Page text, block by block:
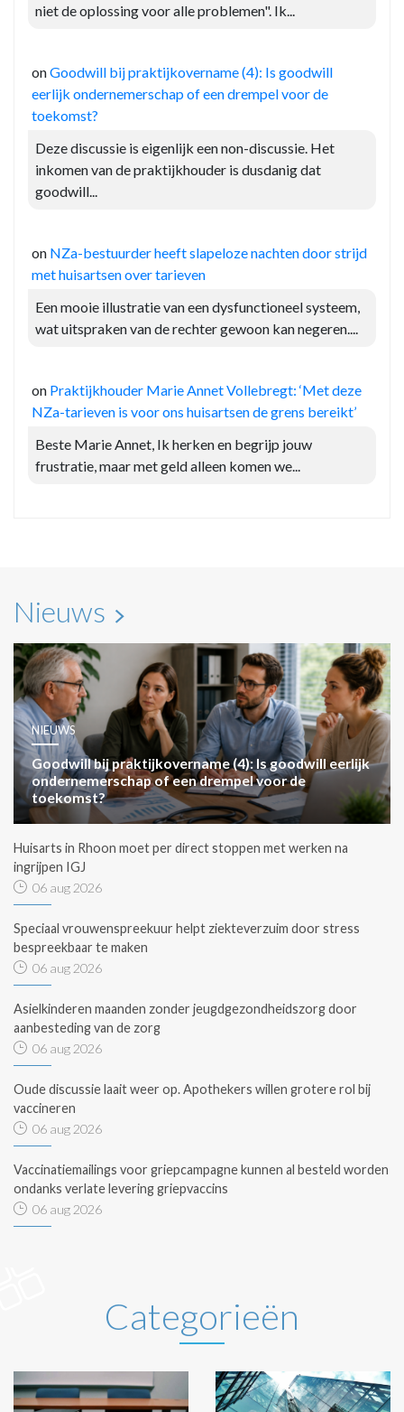
niet de oplossing voor alle problemen". Ik...
onGoodwill bij praktijkovername (4): Is goodwill
eerlijk ondernemerschap of een drempel voor de
toekomst?
Deze discussie is eigenlijk een non-discussie. Het
inkomen van de praktijkhouder is dusdanig dat
goodwill...
on NZa-bestuurder heeft slapeloze nachten door strijd
met huisartsen over tarieven
Een mooie illustratie van een dysfunctioneel systeem,
wat uitspraken van de rechter gewoon kan negeren....
on Praktijkhouder Marie Annet Vollebregt: ‘Met deze
NZa-tarieven is voor ons huisartsen de grens bereikt’
Beste Marie Annet, Ik herken en begrijp jouw
frustratie, maar met geld alleen komen we...
Nieuws
NIEUWS
Goodwill bij praktijkovername (4): Is goodwill eerlijk
ondernemerschap of een drempel voor de
toekomst?
Huisarts in Rhoon moet per direct stoppen met werken na
ingrijpen IGJ
06 aug 2026
Speciaal vrouwenspreekuur helpt ziekteverzuim door stress
bespreekbaar te maken
06 aug 2026
Asielkinderen maanden zonder jeugdgezondheidszorg door
aanbesteding van de zorg
06 aug 2026
Oude discussie laait weer op. Apothekers willen grotere rol bij
vaccineren
06 aug 2026
Vaccinatiemailings voor griepcampagne kunnen al besteld worden
ondanks verlate levering griepvaccins
06 aug 2026
Categorieën